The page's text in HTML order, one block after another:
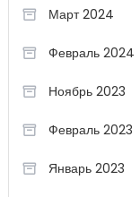
Март 2024
Февраль 2024
Ноябрь 2023
Февраль 2023
Январь 2023